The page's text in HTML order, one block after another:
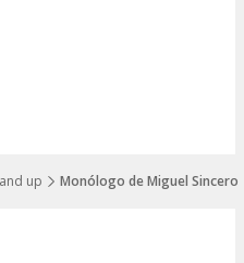
up Monólogo de Miguel Sincero